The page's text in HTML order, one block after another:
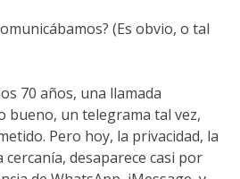
(Es obvio, o tal
70 años, una llamada
bueno, un telegrama tal vez,
Pero hoy, la privacidad, la
cercanía, desaparece casi por